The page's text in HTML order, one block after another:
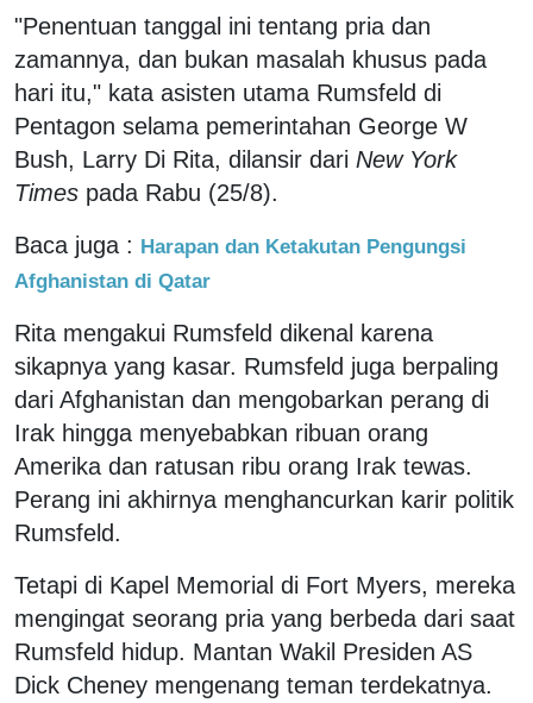
"Penentuan tanggal ini tentang pria dan
zamannya, dan bukan masalah khusus pada
hari itu," kata asisten utama Rumsfeld di
Pentagon selama pemerintahan George W
Bush, Larry Di Rita, dilansir dari New York
Times pada Rabu (25/8).
Baca juga : Harapan dan Ketakutan Pengungsi
Afghanistan di Qatar
Rita mengakui Rumsfeld dikenal karena
sikapnya yang kasar. Rumsfeld juga berpaling
dari Afghanistan dan mengobarkan perang di
Irak hingga menyebabkan ribuan orang
Amerika dan ratusan ribu orang Irak tewas.
Perang ini akhirnya menghancurkan karir politik
Rumsfeld.
Tetapi di Kapel Memorial di Fort Myers, mereka
mengingat seorang pria yang berbeda dari saat
Rumsfeld hidup. Mantan Wakil Presiden AS
Dick Cheney mengenang teman terdekatnya.